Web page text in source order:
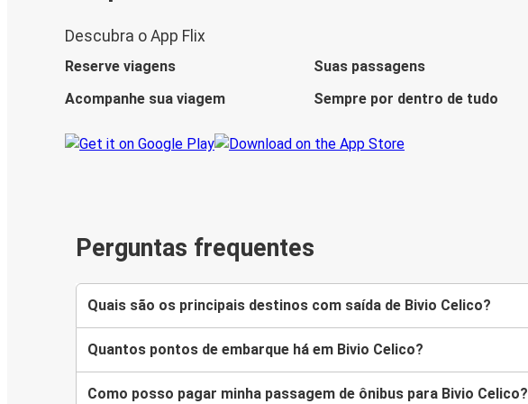
Descubra o App Flix
Reserve viagens
Suas passagens
Acompanhe sua viagem
Sempre por dentro de tudo
Perguntas frequentes
Quais são os principais destinos com saída de Bivio Celico?
Quantos pontos de embarque há em Bivio Celico?
Como posso pagar minha passagem de ônibus para Bivio Celico?